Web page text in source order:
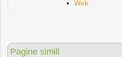
Web
Pagine simili